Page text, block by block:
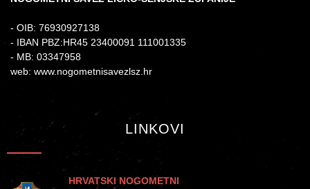
- OIB: 76930927138
- IBAN PBZ:HR45 23400091 111001335
- MB: 03347958
web: www.nogometnisavezlsz.hr
LINKOVI
HRVATSKI NOGOMETNI